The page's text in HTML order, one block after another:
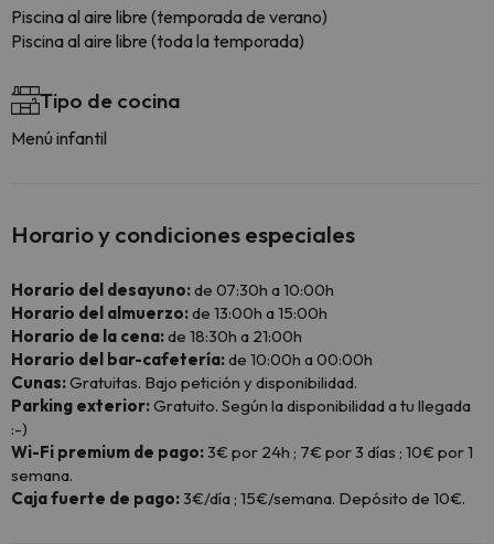
Piscina al aire libre (temporada de verano)
Piscina al aire libre (toda la temporada)
Tipo de cocina
Menú infantil
Horario y condiciones especiales
Horario del desayuno:de 07:30h a 10:00h
Horario del almuerzo:de 13:00h a 15:00h
Horario de la cena:de 18:30h a 21:00h
Horario del bar-cafetería:de 10:00h a 00:00h
Cunas:Gratuitas. Bajo petición y disponibilidad.
Parking exterior:Gratuito. Según la disponibilidad a tu llegada
:-)
Wi-Fi premium de pago:3€ por 24h ; 7€ por 3 días ; 10€ por 1
semana.
Caja fuerte de pago:3€/día ; 15€/semana. Depósito de 10€.